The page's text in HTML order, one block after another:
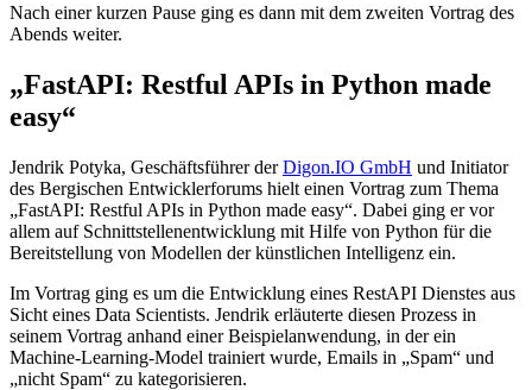
Nach einer kurzen Pause ging es dann mit dem zweiten Vortrag des
Abends weiter.
„FastAPI: Restful APIs in Python made
easy“
Jendrik Potyka, Geschäftsführer derDigon.IO GmbH und Initiator
des Bergischen Entwicklerforums hielt einen Vortrag zum Thema
„FastAPI: Restful APIs in Python made easy“. Dabei ging er vor
allem auf Schnittstellenentwicklung mit Hilfe von Python für die
Bereitstellung von Modellen der künstlichen Intelligenz ein.
Im Vortrag ging es um die Entwicklung eines RestAPI Dienstes aus
Sicht eines Data Scientists. Jendrik erläuterte diesen Prozess in
seinem Vortrag anhand einer Beispielanwendung, in der ein
Machine-Learning-Model trainiert wurde, Emails in „Spam“ und
„nicht Spam“ zu kategorisieren.